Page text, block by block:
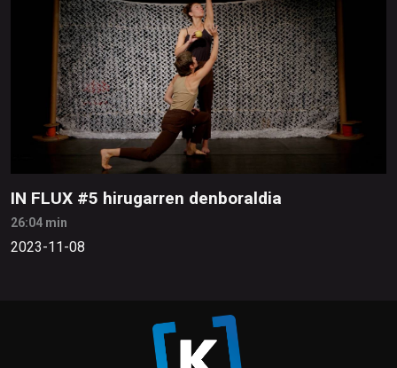
IN FLUX #5 hirugarren denboraldia
26:04 min
2023-11-08